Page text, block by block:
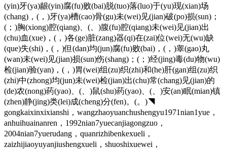
(yin)牙(ya)龈(yin)腐(fu)败(bai)脱(tuo)落(luo)于(yu)现(xian)场
(chang)，(，)牙(ya)槽(cao)骨(gu)未(wei)见(jian)破(po)损(sun)；
(；)胸(xiong)腔(qiang)、(、)腹(fu)腔(qiang)未(wei)见(jian)出
(chu)血(xue)，(，)各(ge)脏(zang)器(qi)在(zai)位(wei)无(wu)缺
(que)失(shi)，(，)但(dan)均(jun)腐(fu)败(bai)，(，)睾(gao)丸
(wan)未(wei)见(jian)损(sun)伤(shang)；(；)经(jing)毒(du)物(wu)
检(jian)验(yan)，(，)胃(wei)组(zu)织(zhi)和(he)肝(gan)组(zu)织
(zhi)中(zhong)均(jun)未(wei)检(jian)出(chu)常(chang)见(jian)的
(de)农(nong)药(yao)、(、)鼠(shu)药(yao)、(、)安(an)眠(mian)镇
(zhen)静(jing)类(lei)成(cheng)分(fen)。(。)◥
gongkaixinxixianshi，wangzhaoyuanchushengyu1971nian1yue，
anhuihuainanren，1992nian7yuecanjiagongzuo，
2004nian7yuerudang，quanrizhibenkexueli，
zaizhijiaoyuyanjiushengxueli，shuoshixuewei，